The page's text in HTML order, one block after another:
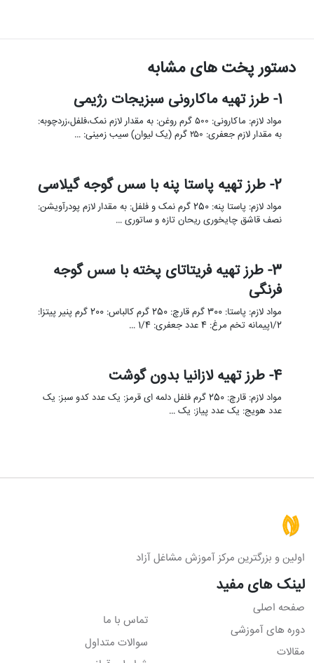
دستور پخت های مشابه
1- طرز تهیه ماکارونی سبزیجات رژیمی
مواد لازم: ماکارونی: ۵۰۰ گرم روغن: به مقدار لازم نمک،فلفل،زردچوبه:
به مقدار لازم جعفری: ۲۵۰ گرم (یک لیوان) سیب زمینی: …
2- طرز تهیه پاستا پنه با سس گوجه گیلاسی
مواد لازم: پاستا پنه: 250 گرم نمک و فلفل: به مقدار لازم پودرآویشن:
نصف قاشق چایخوری ریحان تازه و ساتوری …
3- طرز تهیه فریتاتای پخته با سس گوجه
فرنگی
مواد لازم: پاستا: 300 گرم قارچ: 250 گرم کالباس: 200 گرم پنیر پیتزا:
1/2پیمانه تخم مرغ: 4 عدد جعفری: 1/4 …
4- طرز تهیه لازانیا بدون گوشت
مواد لازم: قارچ: 250 گرم فلفل دلمه ای قرمز: یک عدد کدو سبز: یک
عدد هویج: یک عدد پیاز: یک …
اولین و بزرگترین مرکز آموزش مشاغل آزاد
لینک های مفید
صفحه اصلی
دوره های آموزشی
مقالات
تماس با ما
سوالات متداول